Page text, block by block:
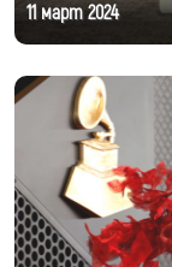
11 март 2024